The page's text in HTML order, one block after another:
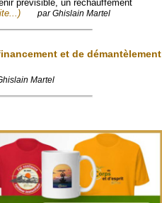
prévisible, un réchauffement
par Ghislain Martel
et de démantèlement
Martel